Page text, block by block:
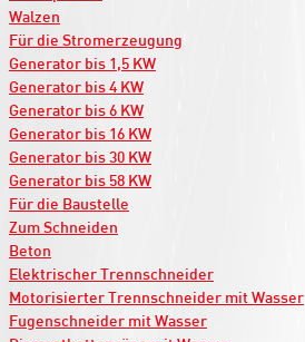
Walzen
Für die Stromerzeugung
Generator bis 1,5 KW
Generator bis 4 KW
Generator bis 6 KW
Generator bis 16 KW
Generator bis 30 KW
Generator bis 58 KW
Für die Baustelle
Zum Schneiden
Beton
Elektrischer Trennschneider
Motorisierter Trennschneider mit Wasser
Fugenschneider mit Wasser